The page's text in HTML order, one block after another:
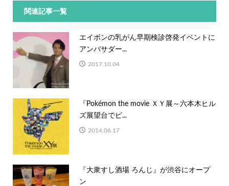
関連記事一覧
エイボンの乳がん早期検診啓発イベントに
アンバサダー...
2017.10.04
『Pokémon the movie ＸＹ展～六本木ヒル
ズ展望台でピ...
2014.06.17
『大衆すし酒場 ろんじ』が渋谷にオープ
ン